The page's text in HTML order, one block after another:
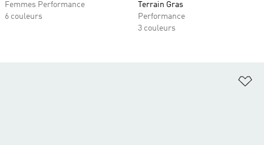
Femmes Performance
6 couleurs
Terrain Gras
Performance
3 couleurs